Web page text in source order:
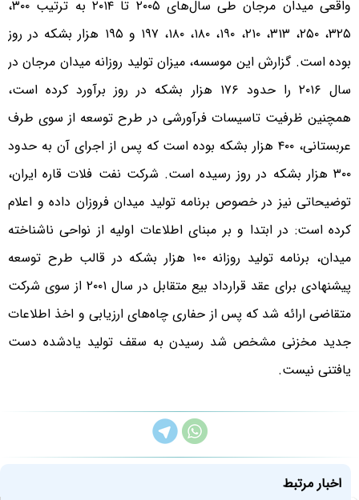
واقعی میدان مرجان طی سال‌های ٢۰۰۵ تا ٢۰١۴ به ترتیب ٣۰۰،
٣٢۵، ٢۵۰، ٣١٣، ٢١۰، ١٩۰، ١٨۰، ١٨۰، ١٩٧ و ١٩۵ هزار بشکه در روز
بوده است. گزارش این موسسه، میزان تولید روزانه میدان مرجان در
سال ٢۰١۶ را حدود ١٧۶ هزار بشکه در روز برآورد کرده است،
همچنین ظرفیت تاسیسات فرآورشی در طرح توسعه از سوی طرف
عربستانی، ۴۰۰ هزار بشکه بوده است که پس از اجرای آن به حدود
٣۰۰ هزار بشکه در روز رسیده است. شرکت نفت فلات قاره ایران،
توضیحاتی نیز در خصوص برنامه تولید میدان فروزان داده و اعلام
کرده است: در ابتدا و بر مبنای اطلاعات اولیه از نواحی ناشناخته
میدان، برنامه تولید روزانه ١۰۰ هزار بشکه در قالب طرح توسعه
پیشنهادی برای عقد قرارداد بیع متقابل در سال ٢۰۰١ از سوی شرکت
متقاضی ارائه شد که پس از حفاری چاه‌های ارزیابی و اخذ اطلاعات
جدید مخزنی مشخص شد رسیدن به سقف تولید یادشده دست
یافتنی نیست.
اخبار مرتبط